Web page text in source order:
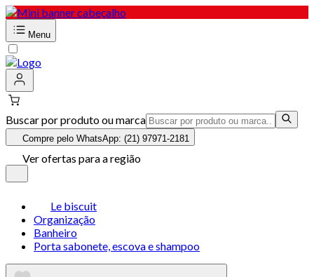
Menu
Buscar por produto ou marca
Compre pelo WhatsApp: (21) 97971-2181
Ver ofertas para a região
Le biscuit
Organização
Banheiro
Porta sabonete, escova e shampoo